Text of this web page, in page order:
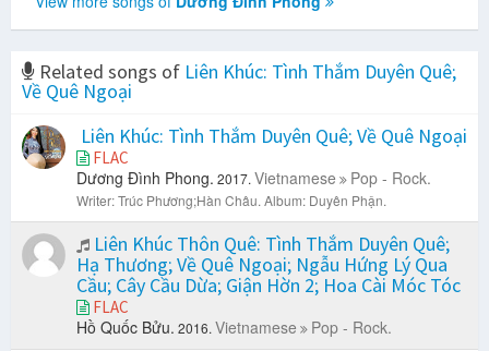
Related songs of Liên Khúc: Tình Thắm Duyên Quê;
Về Quê Ngoại
Liên Khúc: Tình Thắm Duyên Quê; Về Quê Ngoại
FLAC
Dương Đình Phong. 2017. Vietnamese Pop - Rock.
Writer: Trúc Phương;Hàn Châu. Album: Duyên Phận.
Liên Khúc Thôn Quê: Tình Thắm Duyên Quê;
Hạ Thương; Về Quê Ngoại; Ngẫu Hứng Lý Qua
Cầu; Cây Cầu Dừa; Giận Hờn 2; Hoa Cài Móc Tóc
FLAC
Hồ Quốc Bửu. 2016. Vietnamese Pop - Rock.